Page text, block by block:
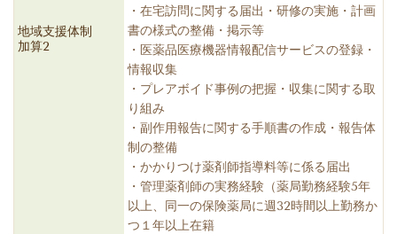
地域支援体制
加算2
・在宅訪問に関する届出・研修の実施・計画
書の様式の整備・掲示等
・医薬品医療機器情報配信サービスの登録・
情報収集
・プレアボイド事例の把握・収集に関する取
り組み
・副作用報告に関する手順書の作成・報告体
制の整備
・かかりつけ薬剤師指導料等に係る届出
・管理薬剤師の実務経験（薬局勤務経験5年
以上、同一の保険薬局に週32時間以上勤務か
つ１年以上在籍